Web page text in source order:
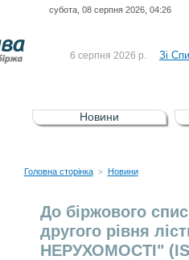
субота, 08 серпня 2026, 04:26
6 серпня 2026 р. Зі
5 серпня 2026 р.
Зі
UA4000232607)
4 серпня 2026 р.
Новини
Головна сторінка > Новини
До біржового
другого рівня
НЕРУХОМОСТІ"